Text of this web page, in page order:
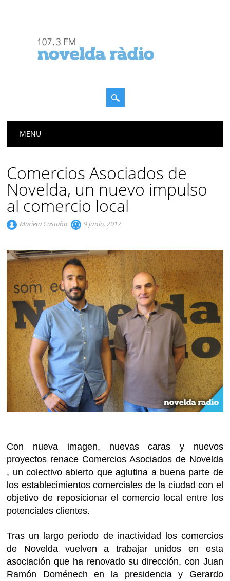
Menú principal
MENU
Comercios Asociados de
Novelda, un nuevo impulso
al comercio local
Marieta Castaño 9 junio, 2017
Con nueva imagen, nuevas caras y nuevos
proyectos renace Comercios Asociados de Novelda
, un colectivo abierto que aglutina a buena parte de
los establecimientos comerciales de la ciudad con el
objetivo de reposicionar el comercio local entre los
potenciales clientes.
Tras un largo periodo de inactividad los comercios
de Novelda vuelven a trabajar unidos en esta
asociación que ha renovado su dirección, con Juan
Ramón Doménech en la presidencia y Gerardo